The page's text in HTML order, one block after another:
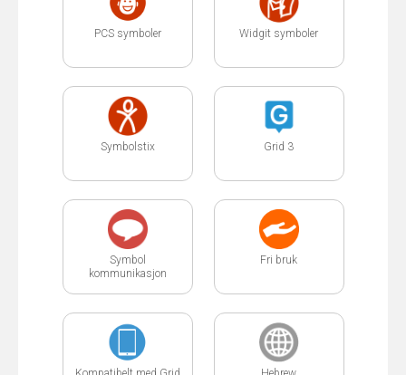
PCS symboler Widgit symboler
Symbolstix Grid 3
Symbol
kommunikasjon
Fri bruk